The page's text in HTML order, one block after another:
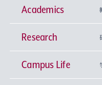
Academics
学部
神学部
興味から学科を探
Research
研究所 等
Campus Life